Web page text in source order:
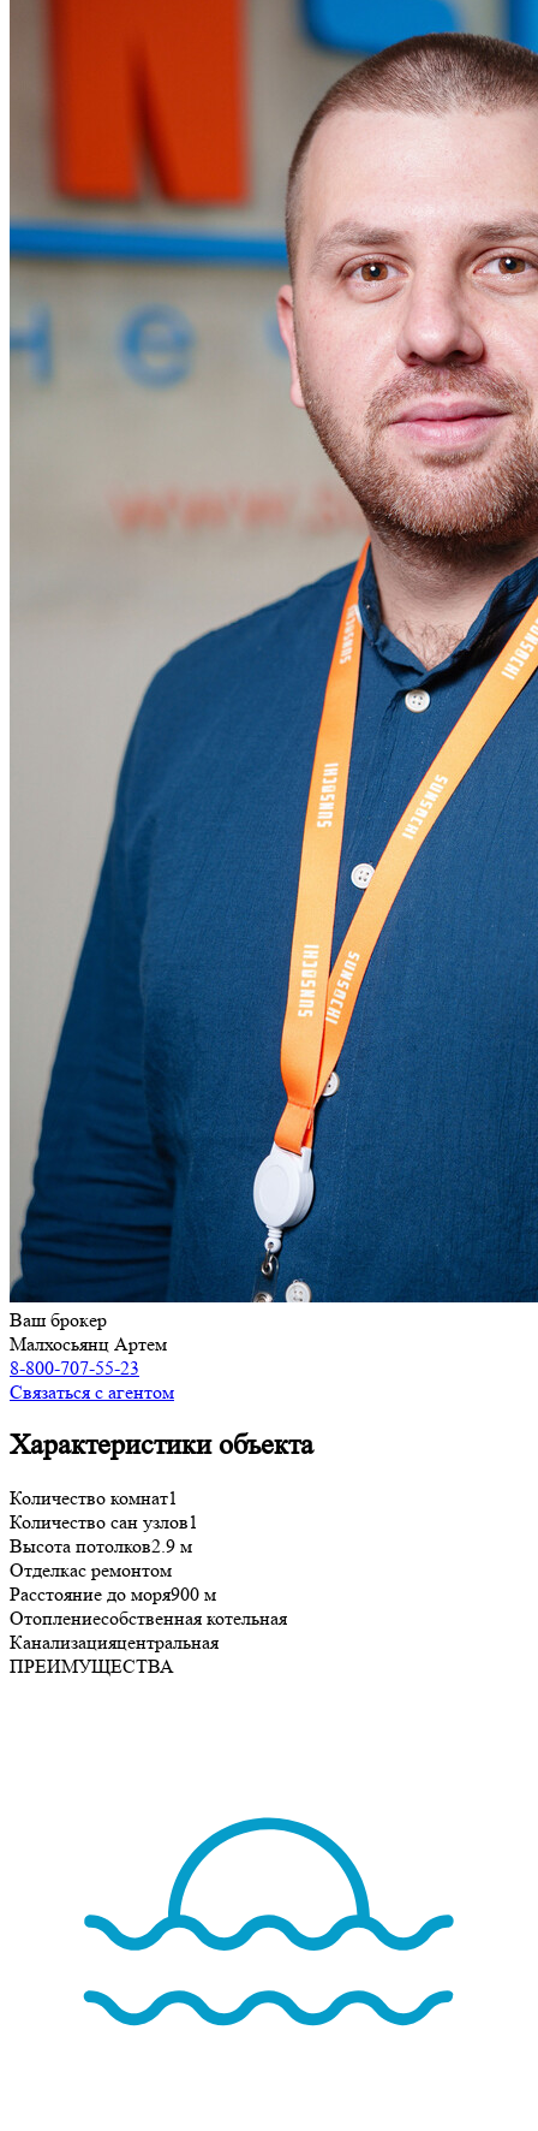
Ваш брокер
Малхосьянц Артем
8-800-707-55-23
Связаться с агентом
Характеристики объекта
Количество комнат1
Количество сан узлов1
Высота потолков2.9 м
Отделкас ремонтом
Расстояние до моря900 м
Отоплениесобственная котельная
Канализацияцентральная
ПРЕИМУЩЕСТВА